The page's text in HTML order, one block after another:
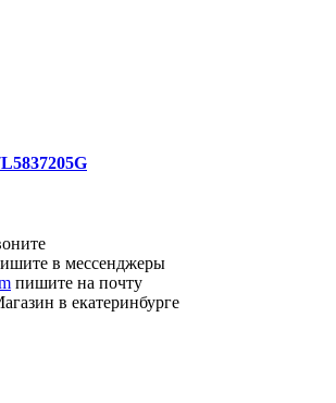
в мессенджеры
пишите на почту
в екатеринбурге